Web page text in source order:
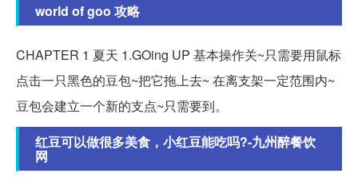
world of goo 攻略
CHAPTER 1 夏天 1.GOing UP 基本操作关~只需要用鼠标
点击一只黑色的豆包~把它拖上去~ 在离支架一定范围内~
豆包会建立一个新的支点~只需要到。
红豆可以做很多美食，小红豆能吃吗?-九州醉餐饮
网